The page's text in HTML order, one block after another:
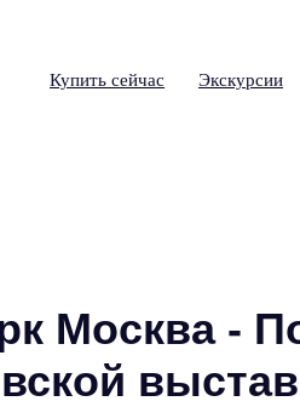
Купить сейчас Экскурсии
Москва -